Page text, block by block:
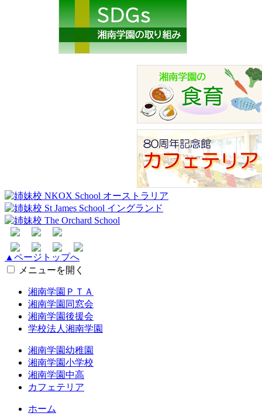
▲ページトップへ
メニューを開く
湘南学園ＰＴＡ
湘南学園同窓会
湘南学園後援会
学校法人湘南学園
湘南学園幼稚園
湘南学園小学校
湘南学園中高
カフェテリア
ホーム